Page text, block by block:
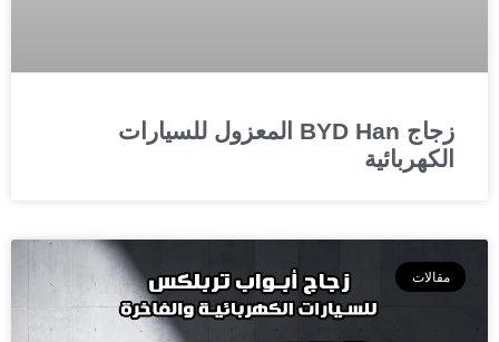
زجاج BYD Han المعزول للسيارات
الكهربائية
مقالات